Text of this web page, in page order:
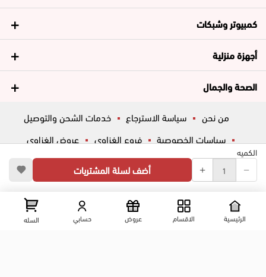
الكميه
أضف لسلة المشتريات
كمبيوتر وشبكات
أجهزة منزلية
الصحة والجمال
من نحن سياسة الاسترجاع
خدمات الشحن والتوصيل
سياسات الخصوصية
فروع الغزاوي
عروض الغزاوي
المساعدة
ڤاليو أسئلة شائعة
شارع المكاتب, الزقازيق , الشرقية, مصر عرض علي الخريطه
الرئيسية الاقسام عروض حسابي السله